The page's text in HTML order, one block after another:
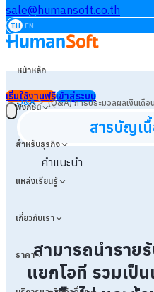
sale@humansoft.co.th
TH EN
หน้าหลัก
ฟังก์ชัน
สำหรับธุรกิจ
แหล่งเรียนรู้
เกี่ยวกับเรา
ราคา
เริ่มใช้งานฟรีเข้าสู่ระบบ
Q&A>(Q&A) การประมวลผลเงินเดือน
สารบัญเ
คำแนะนำ
สามารถนำราย
แยกโอที รวมเป็